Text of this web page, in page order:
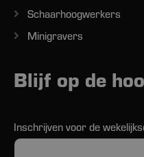
Schaarhoogwerkers
Minigravers
Blijf op de
Inschrijven voor de